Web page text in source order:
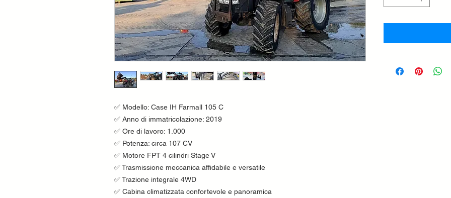
✅ Modello: Case IH Farmall 105 C
✅ Anno di immatricolazione: 2019
✅ Ore di lavoro: 1.000
✅ Potenza: circa 107 CV
✅ Motore FPT 4 cilindri Stage V
✅ Trasmissione meccanica affidabile e versatile
✅ Trazione integrale 4WD
✅ Cabina climatizzata confortevole e panoramica